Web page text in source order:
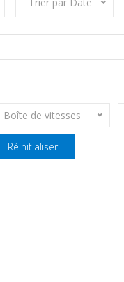
Boîte de vitesses
Réinitialiser